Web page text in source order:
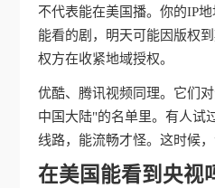
不代表能在美国播。你的IP
能看的剧，明天可能因版权
权方在收紧地域授权。
优酷、腾讯视频同理。它们
中国大陆"的名单里。有人试
线路，能流畅才怪。这时候
在美国能看到央视